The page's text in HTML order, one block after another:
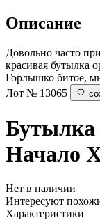
Описание
Довольно часто
красивая бутылка
Горлышко битое,
Лот № 13065
Начало
Нет в наличии
Интересуют
Характеристики